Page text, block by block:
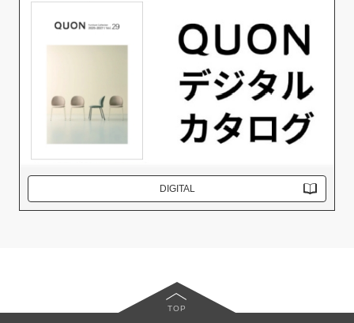
DIGITAL
TOP